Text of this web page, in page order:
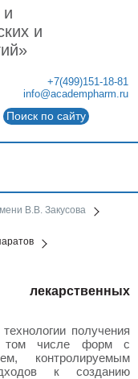
и
+7(499)151-18-81
info@academpharm.ru
Поиск по сайту
В.В. Закусова
получения
том числе форм с
контролируемым
к созданию